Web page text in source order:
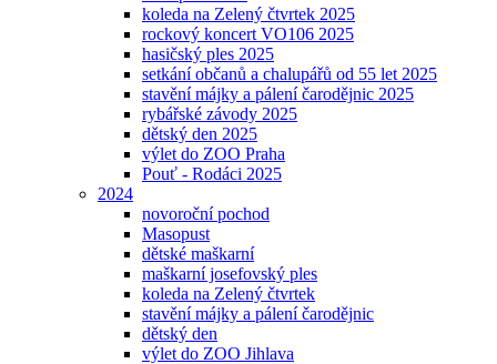
koleda na Zelený čtvrtek 2025
rockový koncert VO106 2025
hasičský ples 2025
setkání občanů a chalupářů od 55 let 2025
stavění májky a pálení čarodějnic 2025
rybářské závody 2025
dětský den 2025
výlet do ZOO Praha
Pouť - Rodáci 2025
2024
novoroční pochod
Masopust
dětské maškarní
maškarní josefovský ples
koleda na Zelený čtvrtek
stavění májky a pálení čarodějnic
dětský den
výlet do ZOO Jihlava